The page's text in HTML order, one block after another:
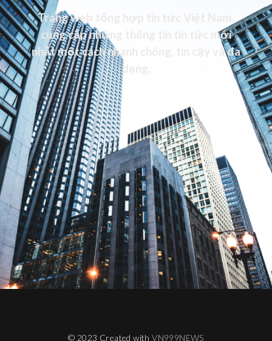
Trang web tổng hợp tin tức Việt Nam,
cung cấp những thông tin tin tức mới
nhất một cách nhanh chóng, tin cậy và đa
dạng.
© 2023 Created withVN999NEWS